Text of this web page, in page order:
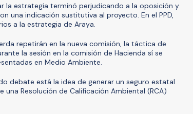
la estrategia terminó perjudicando a la oposición y
una indicación sustitutiva al proyecto. En el PPD,
a la estrategia de Araya.
repetirán en la nueva comisión, la táctica de
la sesión en la comisión de Hacienda sí se
en Medio Ambiente.
debate está la idea de generar un seguro estatal
una Resolución de Calificación Ambiental (RCA)